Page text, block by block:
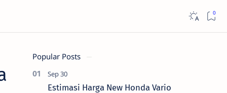
Popular Posts
Estimasi Harga New Honda Vario